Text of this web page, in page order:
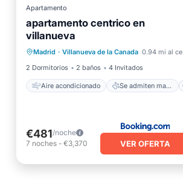
Apartamento
apartamento centrico en
villanueva
Madrid · Villanueva de la Canada 0.94 mi al centro
2 Dormitorios
2 baños 4 Invitados
Aire acondicionado Se admiten mascotas
Aire acondicionado
Se admiten mascotas
Apto para niños
Accesible en silla de ruedas
€481/noche
7 noches - €3,370 VER OFERTA